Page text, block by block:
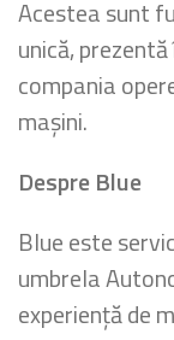
Acestea sunt
unică,
compania
mașini.
Despre Blue
Blue este
umbrela
experiență de